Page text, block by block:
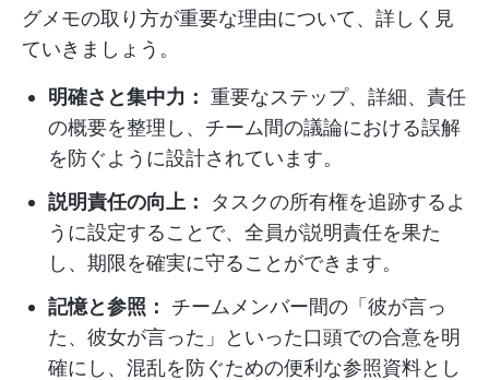
グメモの取り方が重要な理由について、詳しく見
ていきましょう。
明確さと集中力： 重要なステップ、詳細、責任
の概要を整理し、チーム間の議論における誤解
を防ぐように設計されています。
説明責任の向上：
タスクの所有権を追跡するよ
うに設定することで、全員が説明責任を果た
し、期限を確実に守ることができます。
記憶と参照：
チームメンバー間の「彼が言っ
た、彼女が言った」といった口頭での合意を明
確にし、混乱を防ぐための便利な参照資料とし